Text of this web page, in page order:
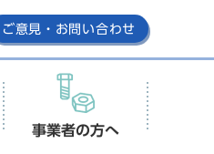
ご意見・お問い合わせ
事業者の方へ